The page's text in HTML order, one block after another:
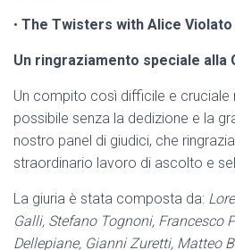
• The Twisters with Alice Violato
Un ringraziamento speciale alla
Un compito così difficile e cruciale
possibile senza la dedizione e la
nostro panel di giudici, che
straordinario lavoro di ascolto e
La giuria è stata composta da:
Galli, Stefano Tognoni, Francesco
Dellepiane, GianniZuretti, Matteo